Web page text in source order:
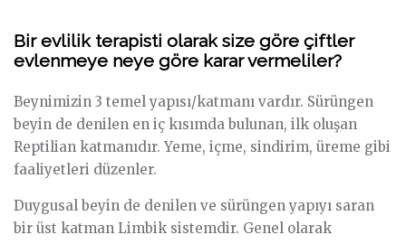
Bir evlilik terapisti olarak size göre çiftler
evlenmeye neye göre karar vermeliler?
Beynimizin 3 temel yapısı/katmanı vardır. Sürüngen
beyin de denilen en iç kısımda bulunan, ilk oluşan
Reptilian katmanıdır. Yeme, içme, sindirim, üreme gibi
faaliyetleri düzenler.
Duygusal beyin de denilen ve sürüngen yapıyı saran
bir üst katman Limbik sistemdir. Genel olarak